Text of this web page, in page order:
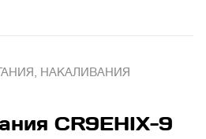
НАКАЛИВАНИЯ
CR9EHIX-9